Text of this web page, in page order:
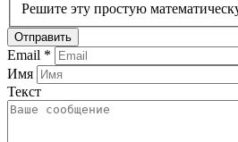
Решите эту простую
Email *
Имя
Текст